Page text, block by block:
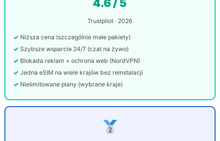
4.6 / 5
Trustpilot · 2026
Niższa cena (szczególnie małe pakiety)
Szybsze wsparcie 24/7 (czat na żywo)
Blokada reklam + ochrona web (NordVPN)
Jedna eSIM na wiele krajów bez reinstalacji
Nielimitowane plany (wybrane kraje)